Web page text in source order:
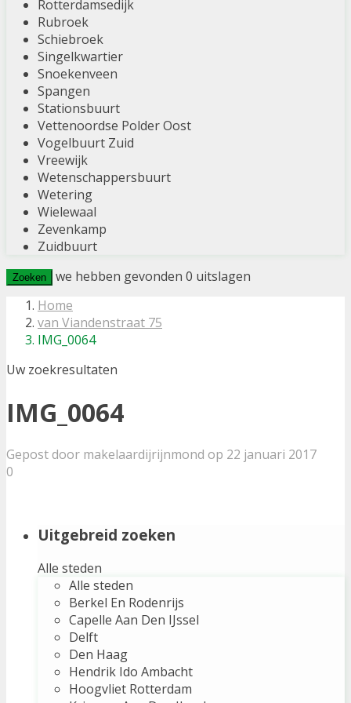
Rotterdamsedijk
Rubroek
Schiebroek
Singelkwartier
Snoekenveen
Spangen
Stationsbuurt
Vettenoordse Polder Oost
Vogelbuurt Zuid
Vreewijk
Wetenschappersbuurt
Wetering
Wielewaal
Zevenkamp
Zuidbuurt
Zoeken we hebben gevonden 0 uitslagen
Home
van Viandenstraat 75
IMG_0064
Uw zoekresultaten
IMG_0064
Gepost door makelaardijrijnmond op 22 januari 2017
0
Uitgebreid zoeken
Alle steden
Alle steden
Berkel En Rodenrijs
Capelle Aan Den IJssel
Delft
Den Haag
Hendrik Ido Ambacht
Hoogvliet Rotterdam